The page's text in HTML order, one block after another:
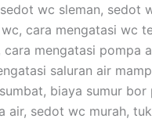
wc sleman, sedot
cara mengatasi wc
cara mengatasi pompa
saluran air
biaya sumur
air, sedot wc murah,